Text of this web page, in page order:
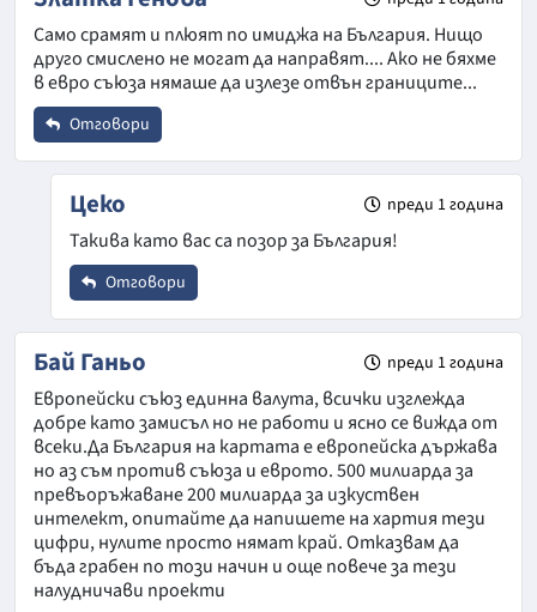
Откажи
Коментар*
Откажи
Email
Коментар*
Откажи
Само срамят и плюят по имиджа на България. Нищо
друго смислено не могат да направят.... Ако не бяхме
в евро съюза нямаше да излезе отвън границите...
Отговори
Email
Коментар
Откажи
Цеко преди 1 година
Такива като вас са позор за България!
Отговори
Email
Коментар*
Бай Ганьо преди 1 година
Европейски съюз единна валута, всички изглежда
добре като замисъл но не работи и ясно се вижда от
всеки.Да България на картата е европейска държава
но аз съм против съюза и еврото. 500 милиарда за
превъоръжаване 200 милиарда за изкуствен
интелект, опитайте да напишете на хартия тези
цифри, нулите просто нямат край. Отказвам да
бъда грабен по този начин и още повече за тези
налудничави проекти